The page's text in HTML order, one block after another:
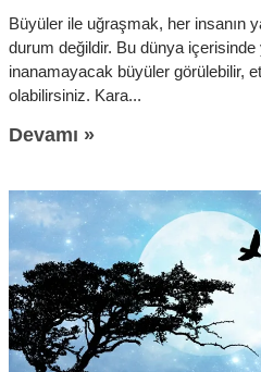
Büyüler ile uğraşmak, her insanın
durum değildir. Bu dünya
inanamayacak büyüler görülebilir,
olabilirsiniz. Kara
Devamı »